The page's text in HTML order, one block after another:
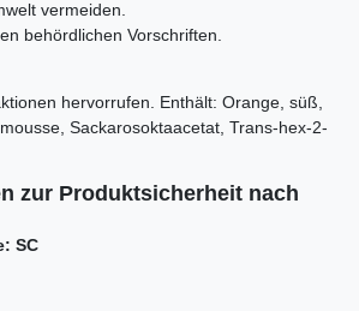
vermeiden.
behördlichen Vorschriften.
hervorrufen. Enthält: Orange, süß,
Sackarosoktaacetat, Trans-hex-2-
zur Produktsicherheit nach
SC